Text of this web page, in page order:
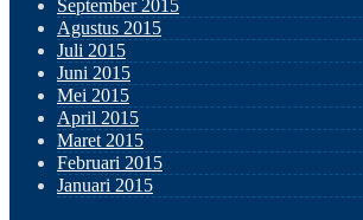
September 2015
Agustus 2015
Juli 2015
Juni 2015
Mei 2015
April 2015
Maret 2015
Februari 2015
Januari 2015